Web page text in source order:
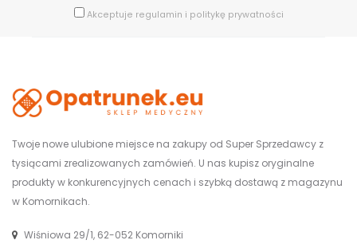
Akceptuje regulamin i politykę prywatności
Twoje nowe ulubione miejsce na zakupy od Super Sprzedawcy z
tysiącami zrealizowanych zamówień. U nas kupisz oryginalne
produkty w konkurencyjnych cenach i szybką dostawą z magazynu
w Komornikach.
Wiśniowa 29/1, 62-052 Komorniki